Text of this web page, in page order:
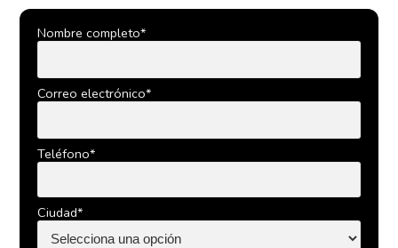
Nombre completo*
Correo electrónico*
Teléfono*
Ciudad*